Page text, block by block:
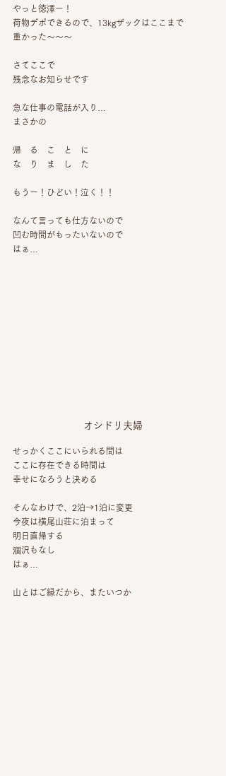
やっと徳澤ー！
荷物デポできるので、13kgザックはここまで
重かった〜〜〜
さてここで
残念なお知らせです
急な仕事の電話が入り…
まさかの
帰　る　こ　と　に
な　り　ま　し　た
もうー！ひどい！泣く！！
なんて言っても仕方ないので
凹む時間がもったいないので
はぁ…
オシドリ夫婦
せっかくここにいられる間は
ここに存在できる時間は
幸せになろうと決める
そんなわけで、2泊→1泊に変更
今夜は横尾山荘に泊まって
明日直帰する
涸沢もなし
はぁ…
山とはご縁だから、またいつか